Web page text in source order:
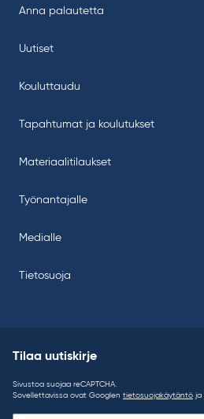
Anna palautetta
Uutiset
Kouluttaudu
Tapahtumat ja koulutukset
Materiaalitilaukset
Työnantajalle
Medialle
Tietosuoja
Tilaa uutiskirje
Sivustoa suojaa reCAPTCHA.
Sovellettavissa ovat Googlen tietosuojakäytäntö ja